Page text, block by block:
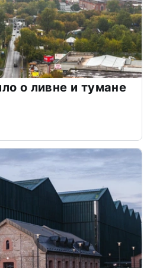
о ливне и тумане